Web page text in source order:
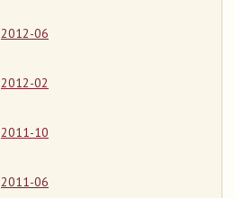
2012-06
2012-02
2011-10
2011-06